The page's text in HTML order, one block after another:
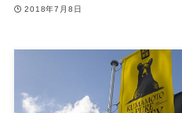
2018年7月8日